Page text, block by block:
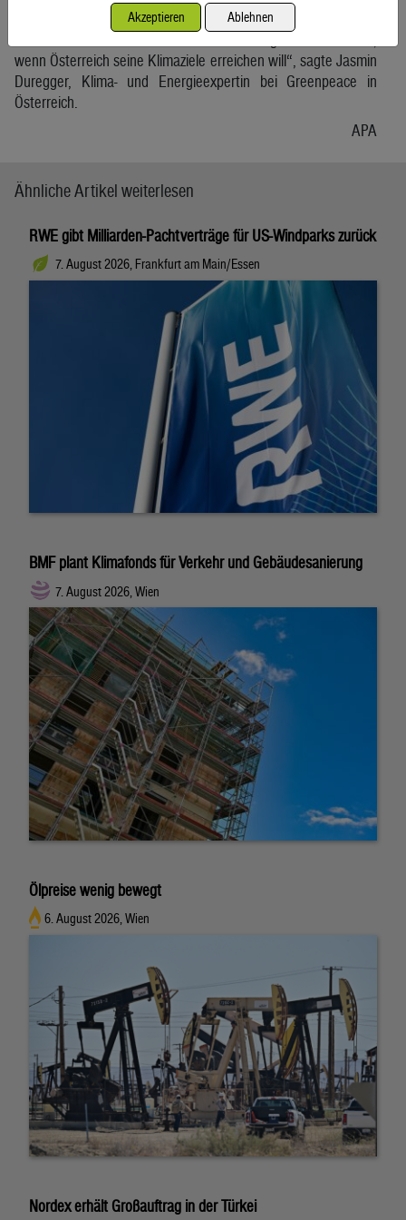
Stopp veralteter Mega-Straßenbauprojekte. Der Lobau-
wenn Österreich seine Klimaziele erreichen will“, sagte Jasmin
Duregger, Klima- und Energieexpertin bei Greenpeace in
Österreich.
APA
Ähnliche Artikel weiterlesen
RWE gibt Milliarden-Pachtverträge für US-Windparks zurück
7. August 2026, Frankfurt am Main/Essen
BMF plant Klimafonds für Verkehr und Gebäudesanierung
7. August 2026, Wien
Ölpreise wenig bewegt
6. August 2026, Wien
Nordex erhält Großauftrag in der Türkei
Akzeptieren Ablehnen